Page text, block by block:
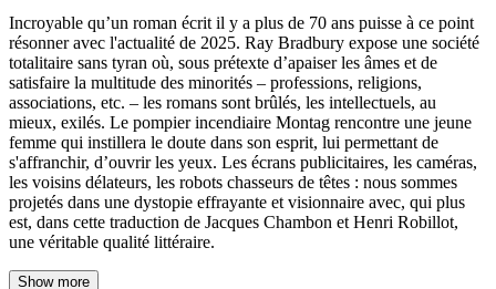
Incroyable qu’un roman écrit il y a plus de 70 ans puisse à ce point
résonner avec l'actualité de 2025. Ray Bradbury expose une société
totalitaire sans tyran où, sous prétexte d’apaiser les âmes et de
satisfaire la multitude des minorités – professions, religions,
associations, etc. – les romans sont brûlés, les intellectuels, au
mieux, exilés. Le pompier incendiaire Montag rencontre une jeune
femme qui instillera le doute dans son esprit, lui permettant de
s'affranchir, d’ouvrir les yeux. Les écrans publicitaires, les caméras,
les voisins délateurs, les robots chasseurs de têtes : nous sommes
projetés dans une dystopie effrayante et visionnaire avec, qui plus
est, dans cette traduction de Jacques Chambon et Henri Robillot,
une véritable qualité littéraire.
Show more